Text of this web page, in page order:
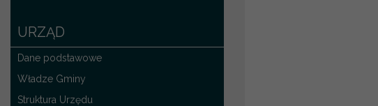
URZĄD
Dane podstawowe
Władze Gminy
Struktura Urzędu